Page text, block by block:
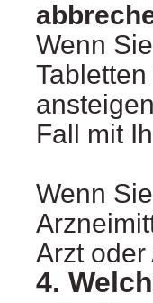
Wenn
Fall mit
Wenn
Arzt oder
4.